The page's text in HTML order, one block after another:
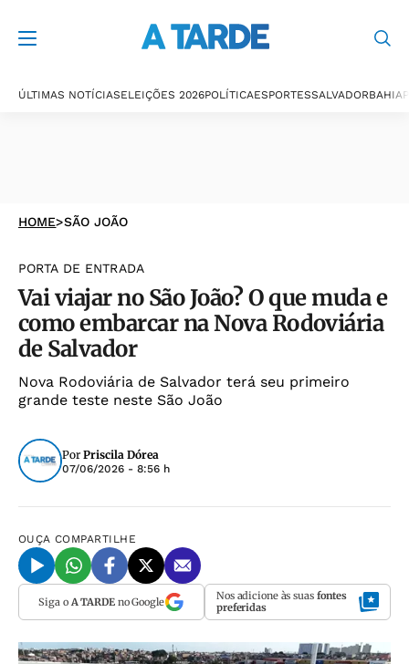
ÚLTIMAS NOTÍCIASELEIÇÕES 2026POLÍTICAESPORTESSALVADORBAHIA
HOME>SÃO JOÃO
PORTA DE ENTRADA
Vai viajar no São João? O que muda e
como embarcar na Nova Rodoviária
de Salvador
Nova Rodoviária de Salvador terá seu primeiro
grande teste neste São João
Por Priscila Dórea
07/06/2026 - 8:56 h
OUÇA COMPARTILHE
Siga o A TARDEno Google Nos adicione às suas fontes
preferidas